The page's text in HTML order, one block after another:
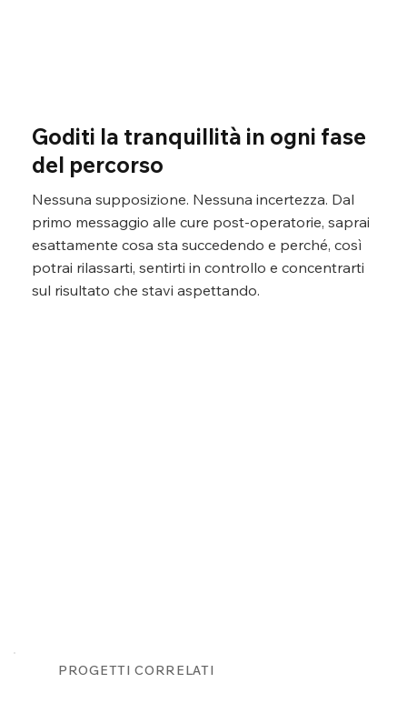
Goditi la tranquillità in ogni fase
del percorso
Nessuna supposizione. Nessuna incertezza. Dal
primo messaggio alle cure post-operatorie, saprai
esattamente cosa sta succedendo e perché, così
potrai rilassarti, sentirti in controllo e concentrarti
sul risultato che stavi aspettando.
PROGETTI CORRELATI